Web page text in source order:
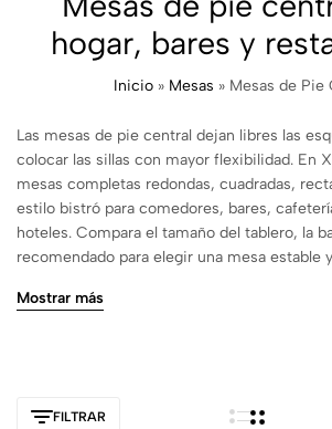
hogar, bares y
Inicio » Mesas » Mesas de Pie
Las mesas de pie central dejan libres las
colocar las sillas con mayor flexibilidad. En
mesas completas redondas, cuadradas,
estilo bistró para comedores, bares,
hoteles. Compara el tamaño del tablero, la
recomendado para elegir una mesa estable
Mostrar más
FILTRAR